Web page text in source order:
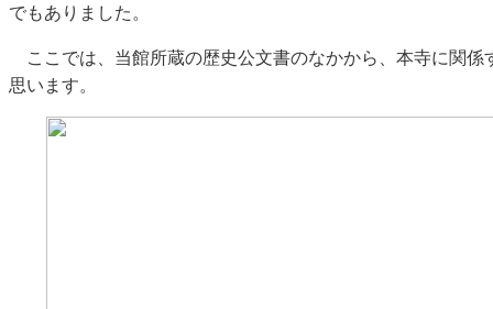
でもありました。
ここでは、当館所蔵の歴史公文書のなかから、本寺に関係
思います。